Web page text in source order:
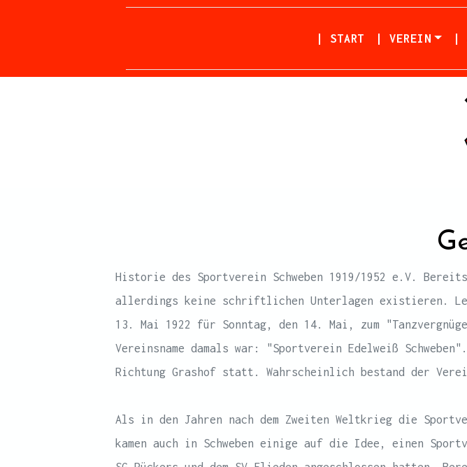
| START | VEREIN |
Historie des Sportverein Schweben 1919/1952 e.V.
allerdings keine schriftlichen Unterlagen existieren.
13. Mai 1922 für Sonntag, den 14. Mai, zum
Vereinsname damals war: "Sportverein Edelweiß
Richtung Grashof statt. Wahrscheinlich bestand der
Als in den Jahren nach dem Zweiten Weltkrieg die
kamen auch in Schweben einige auf die Idee, einen